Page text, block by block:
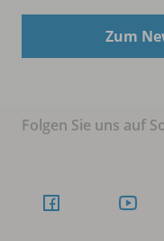
Zum
Folgen Sie uns auf